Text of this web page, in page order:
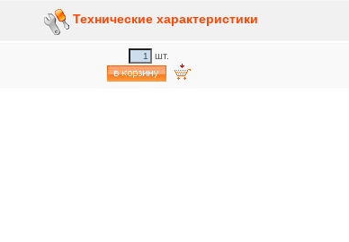
Технические характеристики
шт.